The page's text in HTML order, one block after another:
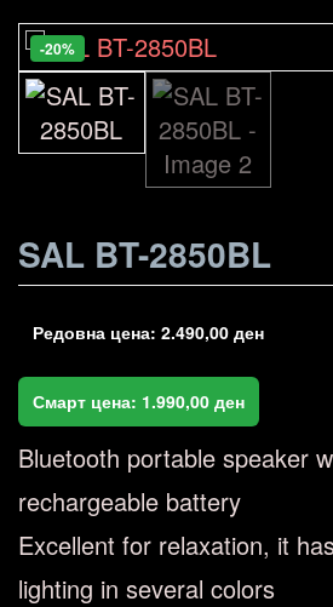
-20%
SAL BT-2850BL
Редовна цена: 2.490,00 ден
Смарт цена: 1.990,00 ден
Bluetooth portable speaker
rechargeable battery
Excellent for relaxation, it
lighting in several colors